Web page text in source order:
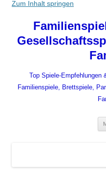
Zum Inhalt springen
Top Spiele-Empfehlungen
Familienspiele, Brettspiele,